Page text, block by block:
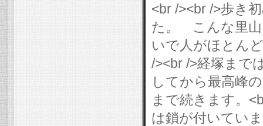
<br /><br />歩き
た。 こんな里山
いで人がほとん
/><br />経塚まで
してから最高峰
まで続きます。
は鎖が付いてい